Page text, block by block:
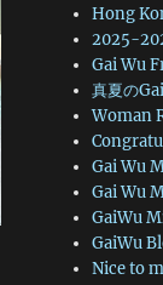
Hong
2025-
Gai Wu
真夏の
Woman
Gai Wu
Gai Wu
GaiWu
GaiWu
Nice to